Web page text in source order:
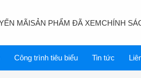
MÃISẢN PHẨM ĐÃ XEMCHÍNH
Công trình tiêu biểu Tin tức